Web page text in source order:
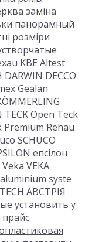
заміна
панорамный
розміри
KBE Altest
DECCO
Gealan
TECK Open Teck
Premium Rehau
SCHUCO
епсілон
VEKA
aluminium syste
АВСТРІЯ
установить у